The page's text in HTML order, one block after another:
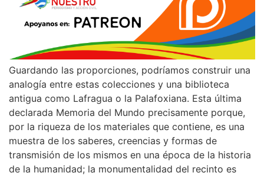
Guardando las proporciones, podríamos construir una
analogía entre estas colecciones y una biblioteca
antigua como Lafragua o la Palafoxiana. Esta última
declarada Memoria del Mundo precisamente porque,
por la riqueza de los materiales que contiene, es una
muestra de los saberes, creencias y formas de
transmisión de los mismos en una época de la historia
de la humanidad; la monumentalidad del recinto es